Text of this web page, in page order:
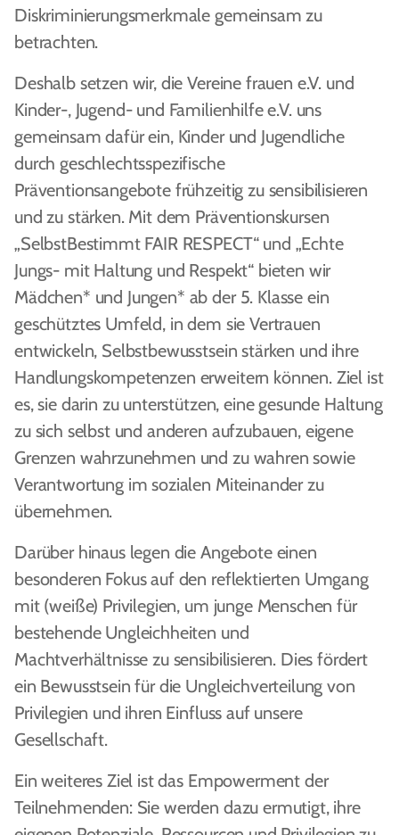
Diskriminierungsmerkmale gemeinsam zu
betrachten.
Deshalb setzen wir, die Vereine frauen e.V. und
Kinder-, Jugend- und Familienhilfe e.V. uns
gemeinsam dafür ein, Kinder und Jugendliche
durch geschlechtsspezifische
Präventionsangebote frühzeitig zu sensibilisieren
und zu stärken. Mit dem Präventionskursen
„SelbstBestimmt FAIR RESPECT“ und „Echte
Jungs- mit Haltung und Respekt“ bieten wir
Mädchen* und Jungen* ab der 5. Klasse ein
geschütztes Umfeld, in dem sie Vertrauen
entwickeln, Selbstbewusstsein stärken und ihre
Handlungskompetenzen erweitern können. Ziel ist
es, sie darin zu unterstützen, eine gesunde Haltung
zu sich selbst und anderen aufzubauen, eigene
Grenzen wahrzunehmen und zu wahren sowie
Verantwortung im sozialen Miteinander zu
übernehmen.
Darüber hinaus legen die Angebote einen
besonderen Fokus auf den reflektierten Umgang
mit (weiße) Privilegien, um junge Menschen für
bestehende Ungleichheiten und
Machtverhältnisse zu sensibilisieren. Dies fördert
ein Bewusstsein für die Ungleichverteilung von
Privilegien und ihren Einfluss auf unsere
Gesellschaft.
Ein weiteres Ziel ist das Empowerment der
Teilnehmenden: Sie werden dazu ermutigt, ihre